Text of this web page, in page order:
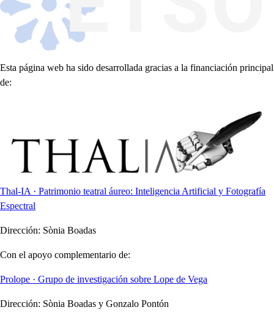
Esta página web ha sido desarrollada gracias a la financiación principal
de:
Thal-IA · Patrimonio teatral áureo: Inteligencia Artificial y Fotografía
Espectral
Dirección: Sònia Boadas
Con el apoyo complementario de:
Prolope · Grupo de investigación sobre Lope de Vega
Dirección: Sònia Boadas y Gonzalo Pontón